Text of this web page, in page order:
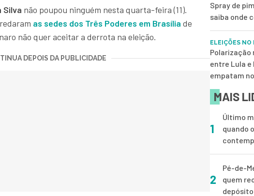
Silva não poupou ninguém nesta quarta-feira (11).
as sedes dos Três Poderes em Brasília de
não quer aceitar a derrota na eleição.
DEPOIS DA PUBLICIDADE
Spray de
saiba onde
ELEIÇÕES NO
Polarização
entre Lula e
empatam
MAIS
1
Último
quando
2
Pé-de-
quem
depósito